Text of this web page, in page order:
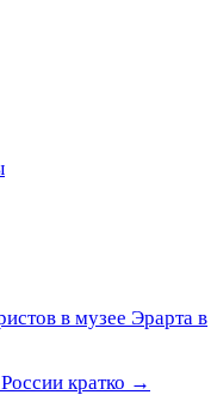
в музее Эрарта в
кратко →